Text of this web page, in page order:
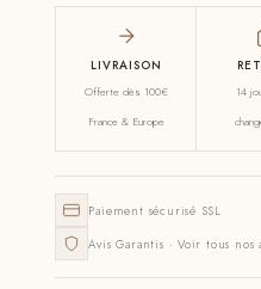
LIVRAISON
Offerte dès 100€
France & Europe
14
Paiement sécurisé SSL
Avis Garantis · Voir tous nos